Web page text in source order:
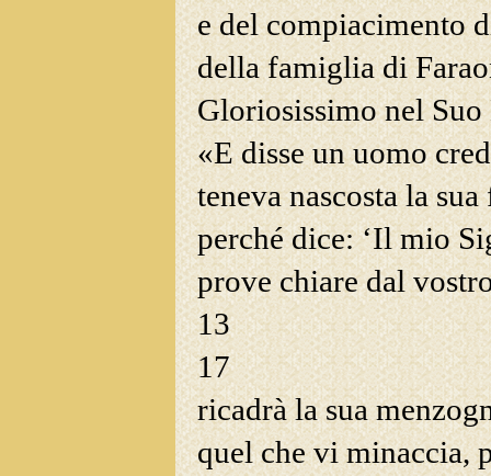
e del compiacimento
della famiglia di
Gloriosissimo nel
«E disse un uomo
teneva nascosta la
perché dice: ‘Il mio
prove chiare dal
13
17
ricadrà la sua
quel che vi minaccia,